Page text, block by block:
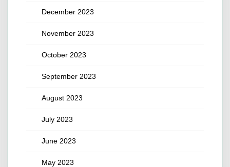
December 2023
November 2023
October 2023
September 2023
August 2023
July 2023
June 2023
May 2023